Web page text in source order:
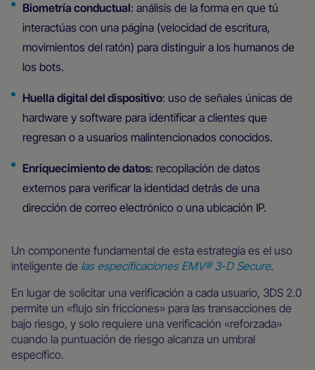
Biometría conductual: análisis de la forma en que tú
interactúas con una página (velocidad de escritura,
movimientos del ratón) para distinguir a los humanos de
los bots.
Huella digital del dispositivo: uso de señales únicas de
hardware y software para identificar a clientes que
regresan o a usuarios malintencionados conocidos.
Enriquecimiento de datos: recopilación de datos
externos para verificar la identidad detrás de una
dirección de correo electrónico o una ubicación IP.
Un componente fundamental de esta estrategia es el uso
inteligente de las especificaciones EMV® 3-D Secure.
En lugar de solicitar una verificación a cada usuario, 3DS 2.0
permite un «flujo sin fricciones» para las transacciones de
bajo riesgo, y solo requiere una verificación «reforzada»
cuando la puntuación de riesgo alcanza un umbral
específico.